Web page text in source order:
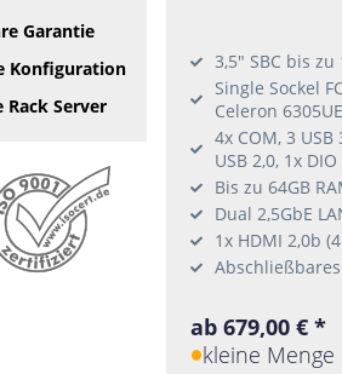
(SFP+)
T (RJ-45)
SFP28
Server 2016
Server 2022
10
Garantie
Konfiguration
Rack Server
3,5" SBC bis zu
Single Sockel
Celeron
4x COM, 3 USB
USB 2,0, 1x DIO
Bis zu 64GB
Dual 2,5GbE
1x HDMI 2,0b
ab 679,00 € *
kleine Menge